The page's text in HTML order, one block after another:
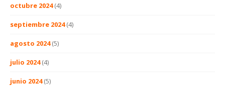
octubre 2024(4)
septiembre 2024(4)
agosto 2024(5)
julio 2024(4)
junio 2024(5)